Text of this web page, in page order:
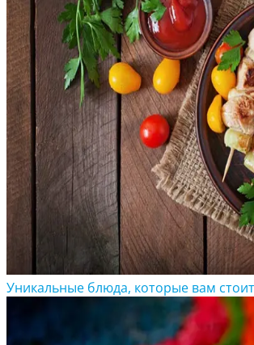
Уникальные блюда, которые вам